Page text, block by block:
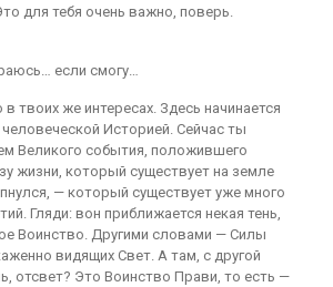
для тебя очень важно, поверь.
если смогу…
твоих же интересах. Здесь начинается
Историей. Сейчас ты
Великого события, положившего
жизни, который существует на земле
— который существует уже много
Гляди: вон приближается некая тень,
Воинство. Другими словами — Силы
видящих Свет. А там, с другой
отсвет? Это Воинство Прави, то есть —